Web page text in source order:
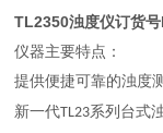
TL2350浊度仪订货
仪器主要特点：
提供便捷可靠的浊度
新一代TL23系列台式